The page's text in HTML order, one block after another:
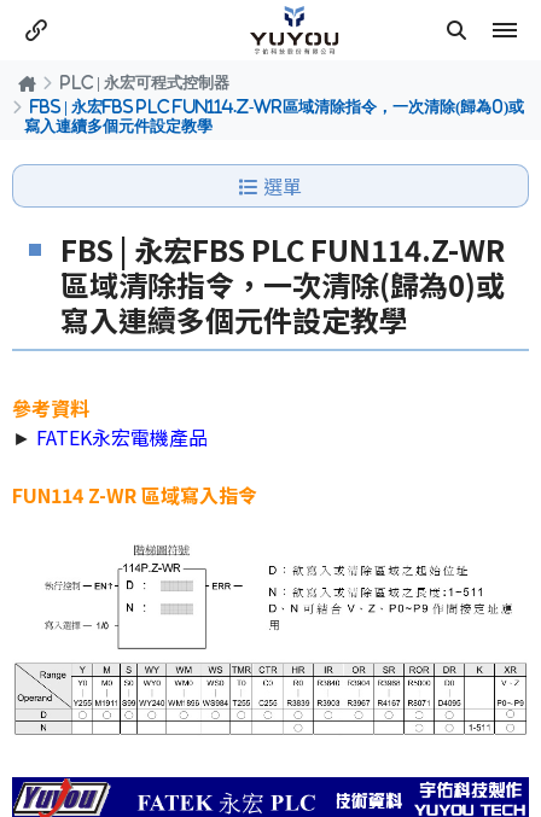
PLC | 永宏可程式控制器
FBS | 永宏FBS PLC FUN114.Z-WR區域清除指令，一次清除(歸為0)或
寫入連續多個元件設定教學
選單
FBS | 永宏FBS PLC FUN114.Z-WR
區域清除指令，一次清除(歸為0)或
寫入連續多個元件設定教學
參考資料
► FATEK永宏電機產品
FUN114 Z-WR 區域寫入指令